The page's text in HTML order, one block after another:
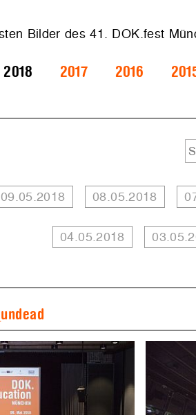
Bilder des 41. DOK.fest
2018 2017 2016
09.05.2018 08.05.2018
04.05.2018